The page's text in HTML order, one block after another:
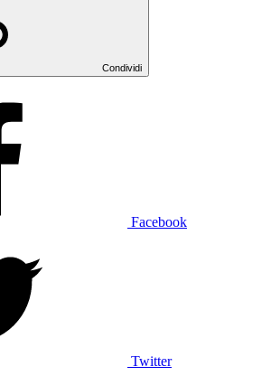
Condividi
Facebook
Twitter